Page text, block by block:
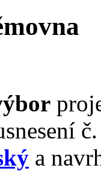
a